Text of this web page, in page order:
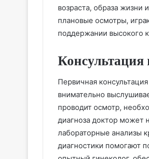
возраста, образа жизни
плановые осмотры,
поддержании высокого
Консультация
Первичная
внимательно
проводит осмотр,
диагноза доктор может
лабораторные анализы
диагностики помогают